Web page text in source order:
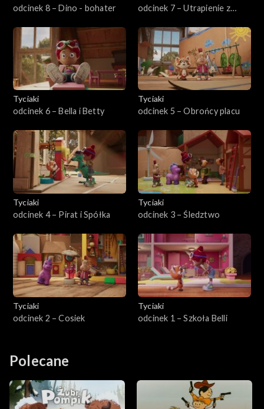
odcinek 8 – Dino - bohater
odcinek 7 – Utrapienie z
Tyciaki
odcinek 6 – Bella i Betty
Tyciaki
odcinek 5 – Obrońcy placu
Tyciaki
odcinek 4 – Pirat i Spółka
Tyciaki
odcinek 3 – Śledztwo
Tyciaki
odcinek 2 – Cosiek
Tyciaki
odcinek 1 – Szkoła Belli
Polecane